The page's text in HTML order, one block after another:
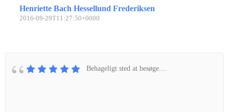
Henriette Bach Hessellund Frederiksen
2016-09-29T11:27:50+0000
Behageligt sted at besøge....